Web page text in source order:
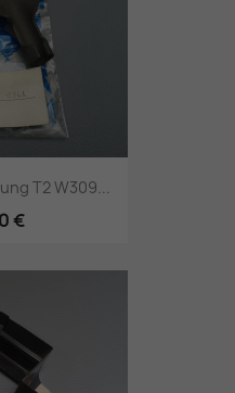
T2 W309...
€